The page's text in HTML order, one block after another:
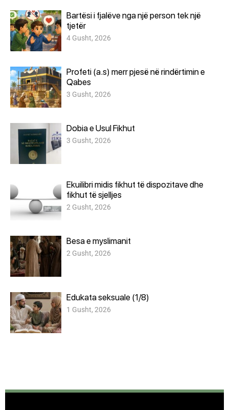
Bartësi i fjalëve nga një person tek një
tjetër
4 Gusht, 2026
Profeti (a.s) merr pjesë në rindërtimin e
Qabes
3 Gusht, 2026
Dobia e Usul Fikhut
3 Gusht, 2026
Ekuilibri midis fikhut të dispozitave dhe
fikhut të sjelljes
2 Gusht, 2026
Besa e myslimanit
2 Gusht, 2026
Edukata seksuale (1/8)
1 Gusht, 2026